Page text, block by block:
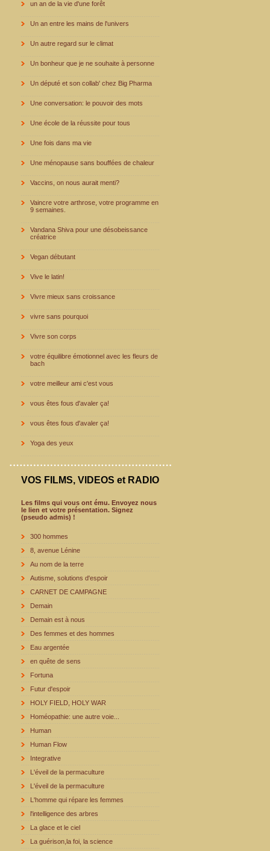
un an de la vie d'une forêt
Un an entre les mains de l'univers
Un autre regard sur le climat
Un bonheur que je ne souhaite à personne
Un député et son collab' chez Big Pharma
Une conversation: le pouvoir des mots
Une école de la réussite pour tous
Une fois dans ma vie
Une ménopause sans bouffées de chaleur
Vaccins, on nous aurait menti?
Vaincre votre arthrose, votre programme en
9 semaines.
Vandana Shiva pour une désobeissance
créatrice
Vegan débutant
Vive le latin!
Vivre mieux sans croissance
vivre sans pourquoi
Vivre son corps
votre équilibre émotionnel avec les fleurs de
bach
votre meilleur ami c'est vous
vous êtes fous d'avaler ça!
vous êtes fous d'avaler ça!
Yoga des yeux
VOS FILMS, VIDEOS et RADIO
Les films qui vous ont ému. Envoyez nous
le lien et votre présentation. Signez
(pseudo admis) !
300 hommes
8, avenue Lénine
Au nom de la terre
Autisme, solutions d'espoir
CARNET DE CAMPAGNE
Demain
Demain est à nous
Des femmes et des hommes
Eau argentée
en quête de sens
Fortuna
Futur d'espoir
HOLY FIELD, HOLY WAR
Homéopathie: une autre voie...
Human
Human Flow
Integrative
L'éveil de la permaculture
L'éveil de la permaculture
L'homme qui répare les femmes
l'intelligence des arbres
La glace et le ciel
La guérison,la foi, la science